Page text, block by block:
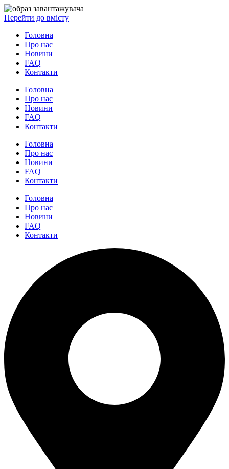
Перейти до вмісту
Головна
Про нас
Новини
FAQ
Контакти
Головна
Про нас
Новини
FAQ
Контакти
Головна
Про нас
Новини
FAQ
Контакти
Головна
Про нас
Новини
FAQ
Контакти